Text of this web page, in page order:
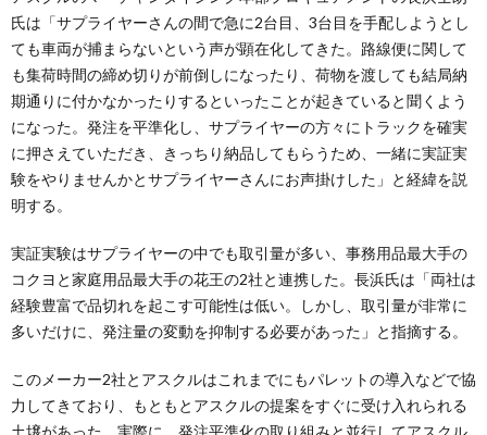
氏は「サプライヤーさんの間で急に2台目、3台目を手配しようとし
ても車両が捕まらないという声が顕在化してきた。路線便に関して
も集荷時間の締め切りが前倒しになったり、荷物を渡しても結局納
期通りに付かなかったりするといったことが起きていると聞くよう
になった。発注を平準化し、サプライヤーの方々にトラックを確実
に押さえていただき、きっちり納品してもらうため、一緒に実証実
験をやりませんかとサプライヤーさんにお声掛けした」と経緯を説
明する。
実証実験はサプライヤーの中でも取引量が多い、事務用品最大手の
コクヨと家庭用品最大手の花王の2社と連携した。長浜氏は「両社は
経験豊富で品切れを起こす可能性は低い。しかし、取引量が非常に
多いだけに、発注量の変動を抑制する必要があった」と指摘する。
このメーカー2社とアスクルはこれまでにもパレットの導入などで協
力してきており、もともとアスクルの提案をすぐに受け入れられる
土壌があった。実際に、発注平準化の取り組みと並行してアスクル